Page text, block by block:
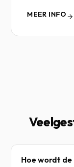
MEER INFO
Hoe wordt